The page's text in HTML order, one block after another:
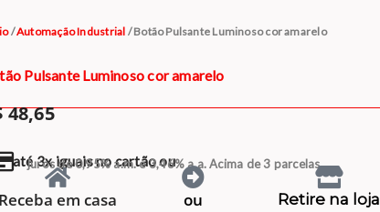
/Automação Industrial / Botão Pulsante Luminoso cor amarelo
Pulsante Luminoso cor amarelo
48,65
até 3x iguais no cartão ou
juros de 0,95% a.m. e 3,46% a.a. Acima de 3 parcelas
Receba em casa ou Retire na loja